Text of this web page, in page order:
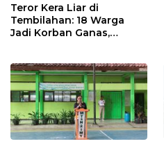
Teror Kera Liar di
Tembilahan: 18 Warga
Jadi Korban Ganas,